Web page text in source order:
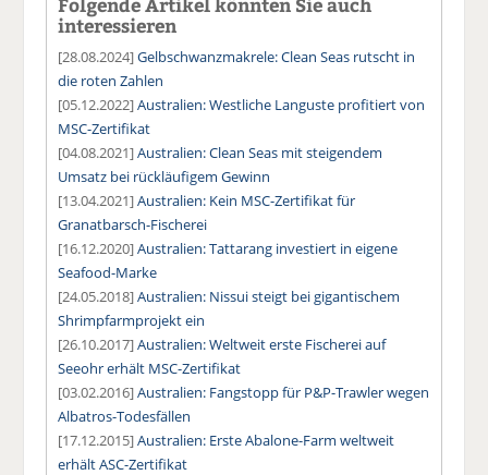
interessieren
[28.08.2024]Gelbschwanzmakrele: Clean Seas rutscht in
die roten Zahlen
[05.12.2022]Australien: Westliche Languste profitiert von
MSC-Zertifikat
[04.08.2021]Australien: Clean Seas mit steigendem
Umsatz bei rückläufigem Gewinn
[13.04.2021]Australien: Kein MSC-Zertifikat für
Granatbarsch-Fischerei
[16.12.2020]Australien: Tattarang investiert in eigene
Seafood-Marke
[24.05.2018]Australien: Nissui steigt bei gigantischem
Shrimpfarmprojekt ein
[26.10.2017]Australien: Weltweit erste Fischerei auf
Seeohr erhält MSC-Zertifikat
[03.02.2016]Australien: Fangstopp für P&P-Trawler wegen
Albatros-Todesfällen
[17.12.2015]Australien: Erste Abalone-Farm weltweit
erhält ASC-Zertifikat